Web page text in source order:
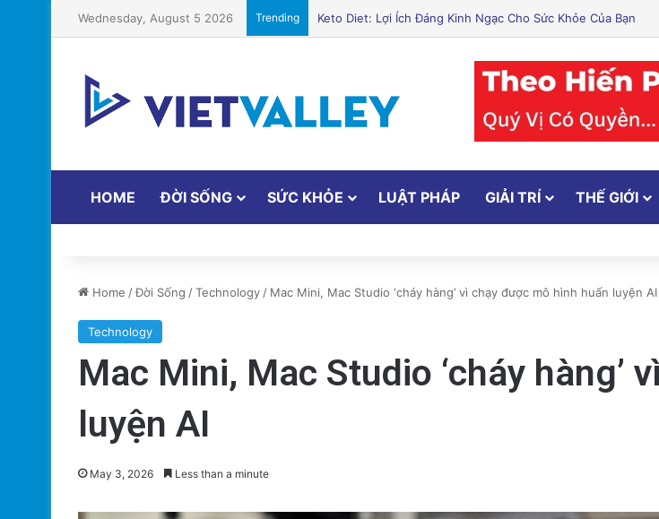
Wednesday, August 5 2026 Trending
HOME ĐỜI SỐNG SỨC KHỎE LUẬT PHÁP GIẢI TRÍ THẾ GIỚI
Home /Đời Sống /Technology/ Mac Mini, Mac Studio ‘cháy hàng’ vì chạy được mô hình huấn luyện AI
Technology
Mac Mini, Mac Studio ‘cháy hàng’
luyện AI
May 3, 2026 Less than a minute